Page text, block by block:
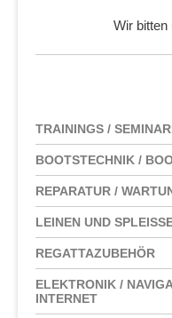
Wir bitten
TRAININGS /
BOOTSTECHNIK /
REPARATUR /
LEINEN UND
REGATTAZUBEHÖR
ELEKTRONIK /
INTERNET